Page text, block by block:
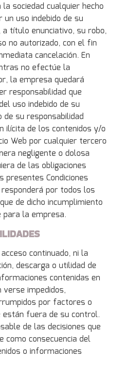
sociedad cualquier hecho
un uso indebido de su
título enunciativo, su robo,
no autorizado, con el fin
cancelación. En
no efectúe la
la empresa quedará
responsabilidad que
uso indebido de su
de su responsabilidad
ilícita de los contenidos y/o
Web por cualquier tercero
negligente o dolosa
de las obligaciones
presentes Condiciones
por todos los
de dicho incumplimiento
para la empresa.
continuado, ni la
descarga o utilidad de
contenidas en
verse impedidos,
por factores o
están fuera de su control.
de las decisiones que
como consecuencia del
o informaciones